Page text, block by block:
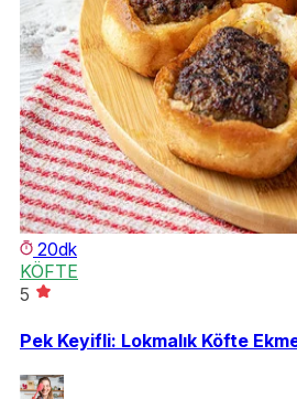
20dk
KÖFTE
5
Pek Keyifli: Lokmalık Köfte